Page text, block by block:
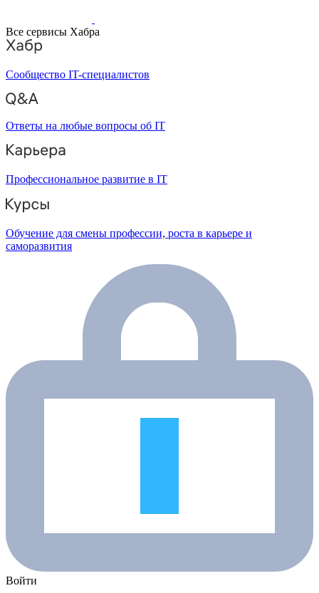
Все сервисы Хабра
Сообщество IT-специалистов
Ответы на любые вопросы об IT
Профессиональное развитие в IT
Обучение для смены профессии, роста в карьере и
саморазвития
Войти